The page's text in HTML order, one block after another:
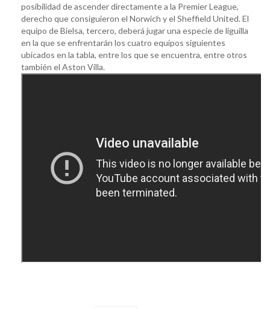
posibilidad de ascender directamente a la Premier League,
derecho que consiguieron el Norwich y el Sheffield United. El
equipo de Bielsa, tercero, deberá jugar una especie de liguilla
en la que se enfrentarán los cuatro equipos siguientes
ubicados en la tabla, entre los que se encuentra, entre otros
también el Aston Villa.